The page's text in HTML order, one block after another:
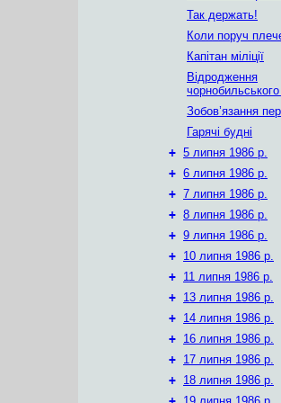
Так держать!
Коли поруч
Капітан міліції
Відродження
Зобов’язання
Гарячі будні
+ 5 липня 1986 р.
+ 6 липня 1986 р.
+ 7 липня 1986 р.
+ 8 липня 1986 р.
+ 9 липня 1986 р.
+ 10 липня 1986 р.
+ 11 липня 1986 р.
+ 13 липня 1986 р.
+ 14 липня 1986 р.
+ 16 липня 1986 р.
+ 17 липня 1986 р.
+ 18 липня 1986 р.